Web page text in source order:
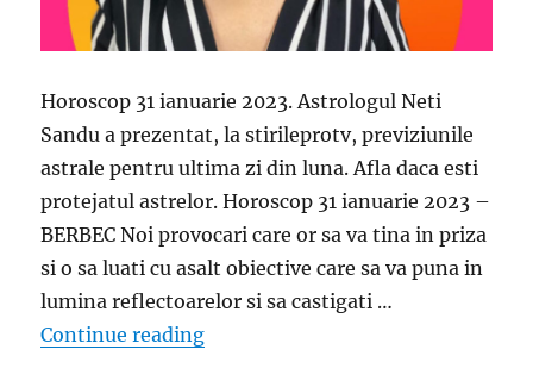
Horoscop 31 ianuarie 2023. Astrologul Neti
Sandu a prezentat, la stirileprotv, previziunile
astrale pentru ultima zi din luna. Afla daca esti
protejatul astrelor. Horoscop 31 ianuarie 2023 –
BERBEC Noi provocari care or sa va tina in priza
si o sa luati cu asalt obiective care sa va puna in
lumina reflectoarelor si sa castigati …
Continue reading„Horoscop cu Neti Sandu. Ninge